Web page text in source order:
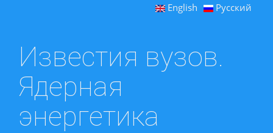
English Русский
Известия вузов.
Ядерная
энергетика